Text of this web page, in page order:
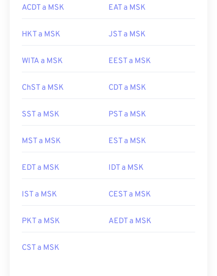
ACDT a MSK EAT a MSK
HKT a MSK JST a MSK
WITA a MSK EEST a MSK
ChST a MSK CDT a MSK
SST a MSK PST a MSK
MST a MSK EST a MSK
EDT a MSK IDT a MSK
IST a MSK CEST a MSK
PKT a MSK AEDT a MSK
CST a MSK